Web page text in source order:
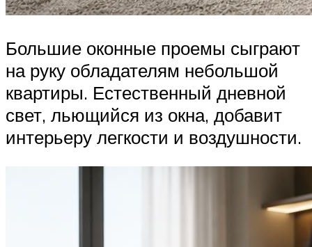
Большие оконные проемы сыграют
на руку обладателям небольшой
квартиры. Естественный дневной
свет, льющийся из окна, добавит
интерьеру легкости и воздушности.